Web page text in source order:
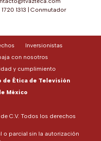
1313
Conmutador
C.V. Todos los derechos
parcial sin la autorización
Inversionistas
con nosotros
y cumplimiento
de Ética de Televisión
México